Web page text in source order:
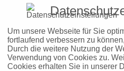
Um unsere Webseite für Sie
fortlaufend verbessern zu
Durch die weitere Nutzung der
Verwendung von Cookies zu.
Cookies erhalten Sie in unserer